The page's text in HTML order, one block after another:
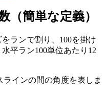
（簡単な定義）
ランで割り、100を掛け
平ラン100単位あたり12
インの間の角度を表しま